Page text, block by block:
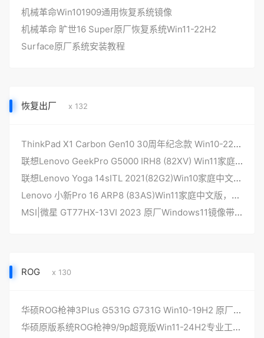
机械革命Win101909通用恢复系统镜像
机械革命 旷世16 Super原厂恢复系统Win11-22H2
Surface原厂系统安装教程
恢复出厂 x 132
ThinkPad X1 Carbon Gen10 30周年纪念款 Win10-22H2专业版 原厂OEM系统
联想Lenovo GeekPro G5000 IRH8 (82XV) Win11家庭中文版 原厂oem系统
联想Lenovo Yoga 14sITL 2021(82G2)Win10家庭中文版原厂oem系统
Lenovo 小新Pro 16 ARP8 (83AS)Win11家庭中文版，原厂oem系统
MSI|微星 GT77HX-13VI 2023 原厂Windows11镜像带F3一键恢复
ROG x 130
华硕ROG枪神3Plus G531G G731G Win10-19H2 原厂系统 工厂模式带F12 ASUSRecovery一键恢复功能
华硕原版系统ROG枪神9/9p超竟版Win11-24H2专业工作站版本非工厂不带ASUSRecovery